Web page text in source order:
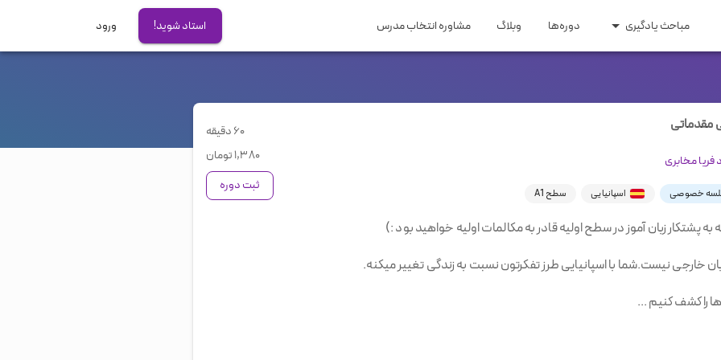
ایتالیایی ترکی عربی روسی
هندی سوئدی
مباحث یادگیری
و مهاجرت
و تحصیلی
مقاطع تحصیلی
آزمون های بین المللی
دولینگو
دوره‌ها وبلاگ مشاوره انتخاب مدرس استاد شوید! ورود
مقدماتی
فریا مخابری
اسپانیایی سطح A1
۶۰ دقیقه
۱,۳۸۰تومان
ثبت دوره
خارجی نیست.شما با اسپانیایی طرز تفکرتون نسبت به زندگی تغییر میکنه.
را کشف کنیم ...